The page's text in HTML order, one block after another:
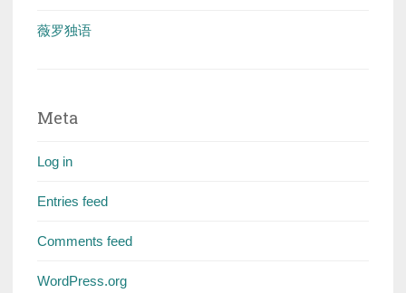
薇罗独语
Meta
Log in
Entries feed
Comments feed
WordPress.org